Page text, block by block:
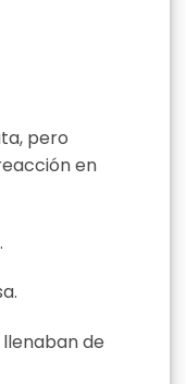
pero
en
de